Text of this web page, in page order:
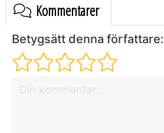
Kommentarer
Betygsätt denna författare: